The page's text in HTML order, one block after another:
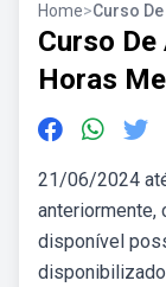
Home>Curso
Curso
Horas
21/06/2024
anteriormente,
disponível